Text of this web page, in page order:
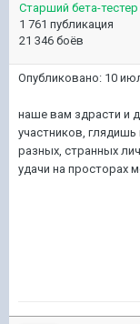
Старший бета-тестер
1 761 публикация
21 346 боёв
Опубликовано: 10
наше вам здрасти и
участников,
разных, странных
удачи на просторах